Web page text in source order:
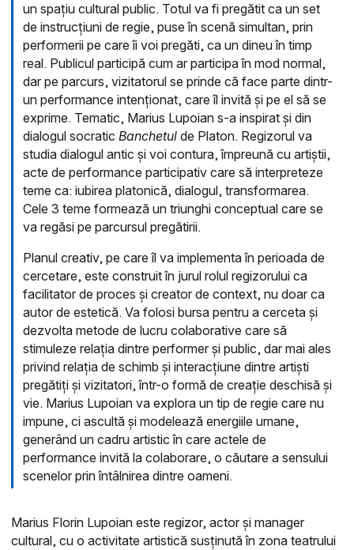
un spațiu cultural public. Totul va fi pregătit ca un set
de instrucțiuni de regie, puse în scenă simultan, prin
performerii pe care îi voi pregăti, ca un dineu în timp
real. Publicul participă cum ar participa în mod normal,
dar pe parcurs, vizitatorul se prinde că face parte dintr-
un performance intenționat, care îl invită și pe el să se
exprime. Tematic, Marius Lupoian s-a inspirat și din
dialogul socratic Banchetul de Platon. Regizorul va
studia dialogul antic și voi contura, împreună cu artiștii,
acte de performance participativ care să interpreteze
teme ca: iubirea platonică, dialogul, transformarea.
Cele 3 teme formează un triunghi conceptual care se
va regăsi pe parcursul pregătirii.
Planul creativ, pe care îl va implementa în perioada de
cercetare, este construit în jurul rolul regizorului ca
facilitator de proces și creator de context, nu doar ca
autor de estetică. Va folosi bursa pentru a cerceta și
dezvolta metode de lucru colaborative care să
stimuleze relația dintre performer și public, dar mai ales
privind relația de schimb și interacțiune dintre artiști
pregătiți și vizitatori, într-o formă de creație deschisă și
vie. Marius Lupoian va explora un tip de regie care nu
impune, ci ascultă și modelează energiile umane,
generând un cadru artistic în care actele de
performance invită la colaborare, o căutare a sensului
scenelor prin întâlnirea dintre oameni.
Marius Florin Lupoian este regizor, actor și manager
cultural, cu o activitate artistică susținută în zona teatrului